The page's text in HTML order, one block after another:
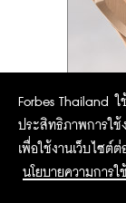
Forbes Thailand
ประสิทธิภาพการใ
เพื่อใช้งานเว็บไซต์ต่
นโยบายความการใ